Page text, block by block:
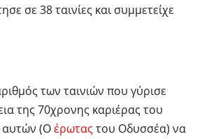
σε 38 ταινίες και συμμετείχε
των ταινιών που γύρισε
της 70χρονης καριέρας του
αυτών (Οέρωταςτου Οδυσσέα) να